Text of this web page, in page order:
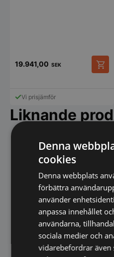
19.941,00 SEK
Vi prisjämför
Liknande
Denna
cookies
Denna webbplats
förbättra
använder
anpassa innehållet
användarna,
sociala medier och
vidarebefordrar även